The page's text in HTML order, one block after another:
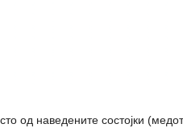
од наведените состојки